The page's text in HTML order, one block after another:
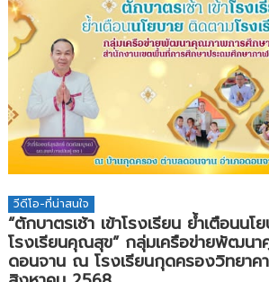
วีดีโอ-ที่น่าสนใจ
“ตักบาตรเช้า เข้าโรงเรียน ย้ำเตือนน
โรงเรียนคุณสุข” กลุ่มเครือข่ายพัฒน
ดอนจาน ณ โรงเรียนกุดครองวิทยาค